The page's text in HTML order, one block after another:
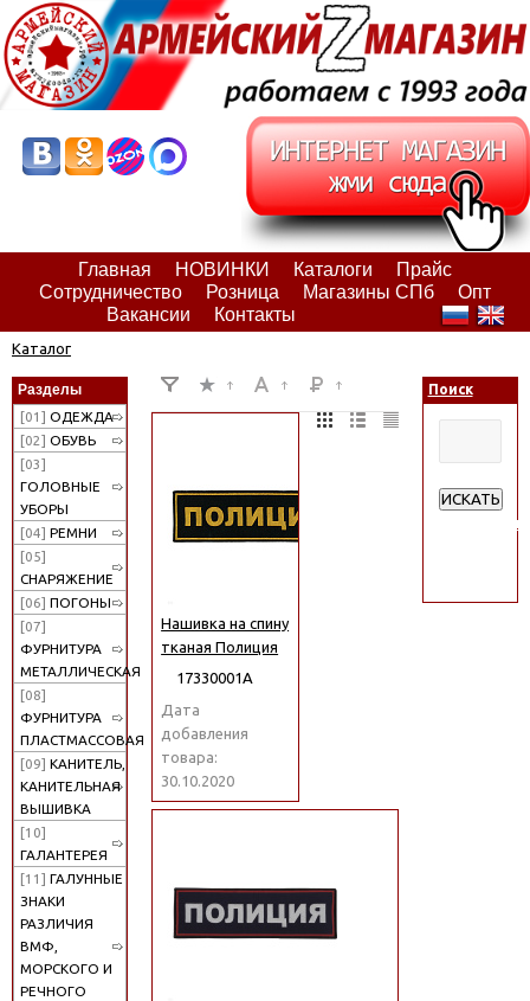
Главная НОВИНКИ Каталоги
Прайс
Сотрудничество
Розница Магазины СПб
Опт
Вакансии
Контакты
Каталог
Разделы
[01] ОДЕЖДА
[02] ОБУВЬ
[03]
ГОЛОВНЫЕ
УБОРЫ
[04] РЕМНИ
[05]
СНАРЯЖЕНИЕ
[06] ПОГОНЫ
[07]
ФУРНИТУРА
МЕТАЛЛИЧЕСКАЯ
[08]
ФУРНИТУРА
ПЛАСТМАССОВАЯ
[09] КАНИТЕЛЬ,
КАНИТЕЛЬНАЯ
ВЫШИВКА
[10]
ГАЛАНТЕРЕЯ
[11] ГАЛУННЫЕ
ЗНАКИ
РАЗЛИЧИЯ
ВМФ,
МОРСКОГО И
РЕЧНОГО
Нашивка на спину
тканая Полиция
17330001А
Дата
добавления
товара:
30.10.2020
Поиск
ИСКАТЬ